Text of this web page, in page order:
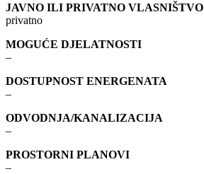
JAVNO ILI PRIVATNO VLASNIŠTVO
privatno
MOGUĆE DJELATNOSTI
–
DOSTUPNOST ENERGENATA
–
ODVODNJA/KANALIZACIJA
–
PROSTORNI PLANOVI
–